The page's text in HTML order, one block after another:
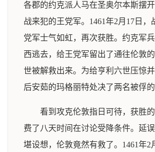
各郡的约克派人马在圣奥尔本斯摆
战来犯的王党军。1461年2月17日，
党军士气如虹，再次获胜。约克军
西逃去，给王党军留出了通往伦敦
世被解救出来。为给亨利六世压惊
后安茹的玛格丽特处决了两名被俘的
看到攻克伦敦指日可待，获胜
费了八天时间在讨论受降条件。延
堪设想，伦敦竟然有救了。1461年2